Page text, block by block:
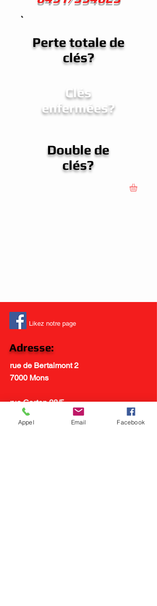
Perte totale de
clés?
Clés
enfermées?
Double de
clés?
Likez notre page
Adresse:
rue de Bertaimont 2
7000 Mons
rue Carton 28/5
7800 Ath
Appel Email Facebook